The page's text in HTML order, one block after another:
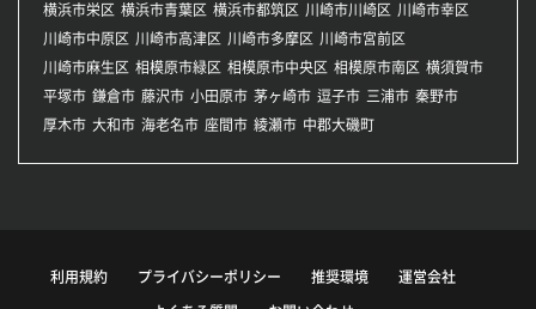
横浜市栄区 横浜市青葉区 横浜市都筑区 川崎市川崎区 川崎市幸区
川崎市中原区 川崎市高津区 川崎市多摩区 川崎市宮前区
川崎市麻生区 相模原市緑区 相模原市中央区 相模原市南区 横須賀市
平塚市 鎌倉市 藤沢市 小田原市 茅ヶ崎市 逗子市 三浦市 秦野市
厚木市 大和市 海老名市 座間市 綾瀬市 中郡大磯町
利用規約 プライバシーポリシー 推奨環境 運営会社